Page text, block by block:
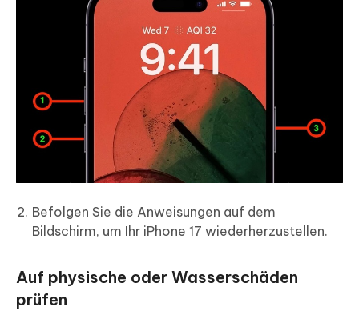
Befolgen Sie die Anweisungen auf dem
Bildschirm, um Ihr iPhone 17 wiederherzustellen.
Auf physische oder Wasserschäden
prüfen